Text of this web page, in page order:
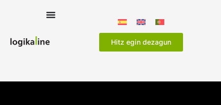
Hitz egin dezagun